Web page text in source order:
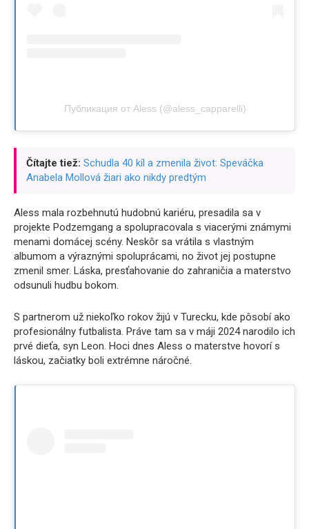
Публикация от Aless (@aless_capparelli)
Čítajte tiež: Schudla 40 kíl a zmenila život: Speváčka
Anabela Mollová žiari ako nikdy predtým
Aless mala rozbehnutú hudobnú kariéru, presadila sa v
projekte Podzemgang a spolupracovala s viacerými známymi
menami domácej scény. Neskôr sa vrátila s vlastným
albumom a výraznými spoluprácami, no život jej postupne
zmenil smer. Láska, presťahovanie do zahraničia a materstvo
odsunuli hudbu bokom.
S partnerom už niekoľko rokov žijú v Turecku, kde pôsobí ako
profesionálny futbalista. Práve tam sa v máji 2024 narodilo ich
prvé dieťa, syn Leon. Hoci dnes Aless o materstve hovorí s
láskou, začiatky boli extrémne náročné.